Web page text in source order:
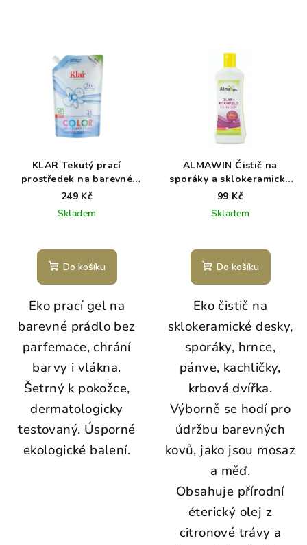
KLAR Tekutý prací
prostředek na barevné
prádlo–eko balení 1,5 l
249 Kč
Skladem
Do košíku
Eko prací gel na
barevné prádlo bez
parfemace, chrání
barvy i vlákna.
Šetrný k pokožce,
dermatologicky
testovaný. Úsporné
ekologické balení.
ALMAWIN Čistič na
sporáky a sklokeramické
desky 250 ml
99 Kč
Skladem
Do košíku
Eko čistič na
sklokeramické desky,
sporáky, hrnce,
pánve, kachličky,
krbová dvířka.
Výborně se hodí pro
údržbu barevných
kovů, jako jsou mosaz
a měď.
Obsahuje přírodní
éterický olej z
citronové trávy a